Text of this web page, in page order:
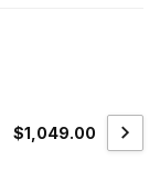
$1,049.00